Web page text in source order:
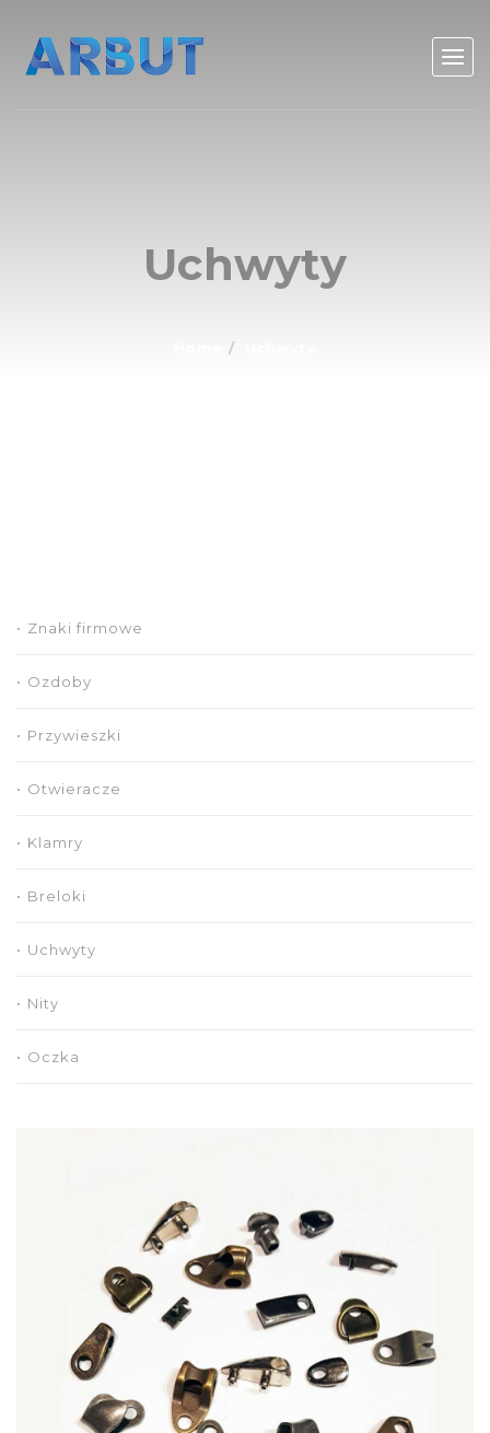
Uchwyty
Znaki firmowe
Ozdoby
Przywieszki
Otwieracze
Klamry
Breloki
Uchwyty
Nity
Oczka